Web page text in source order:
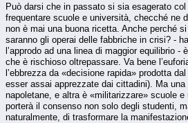
Può darsi che in passato si sia esagerato
frequentare scuole e università, checché ne
non è mai una buona ricetta. Anche perché
saranno gli operai delle fabbriche in crisi? -
l’approdo ad una linea di maggior equilibrio
che è rischioso oltrepassare. Va bene
l’ebbrezza da «decisione rapida» prodotta
esser assai apprezzate dai cittadini). Ma
napoletane, e altra è «militarizzare» scuole
porterà il consenso non solo degli studenti,
naturalmente, di trasformare la